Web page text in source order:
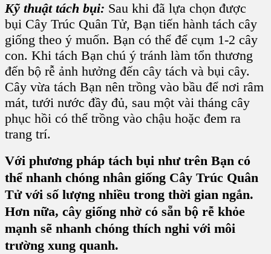
Kỹ thuật tách bụi: Sau khi đã lựa chọn được
bụi Cây Trúc Quân Tử, Bạn tiến hành tách cây
giống theo ý muốn. Bạn có thể để cụm 1-2 cây
con. Khi tách Bạn chú ý tránh làm tổn thương
đến bộ rễ ảnh hưởng đến cây tách và bụi cây.
Cây vừa tách Bạn nên trồng vào bầu để nơi râm
mát, tưới nước đầy đủ, sau một vài tháng cây
phục hồi có thể trồng vào chậu hoặc đem ra
trang trí.
Với phương pháp tách bụi như trên Bạn có
thể nhanh chóng nhân giống Cây Trúc Quân
Tử với số lượng nhiều trong thời gian ngắn.
Hơn nữa, cây giống nhờ có sẵn bộ rễ khỏe
mạnh sẽ nhanh chóng thích nghi với môi
trường xung quanh.